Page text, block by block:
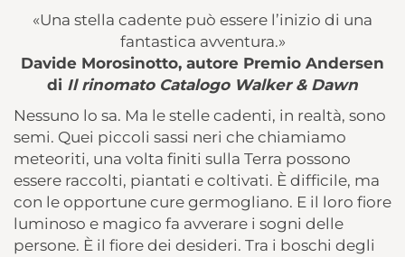
«Una stella cadente può essere l’inizio di una
fantastica avventura.»
Davide Morosinotto, autore Premio Andersen
di Il rinomato Catalogo Walker & Dawn
Nessuno lo sa. Ma le stelle cadenti, in realtà, sono
semi. Quei piccoli sassi neri che chiamiamo
meteoriti, una volta finiti sulla Terra possono
essere raccolti, piantati e coltivati. È difficile, ma
con le opportune cure germogliano. E i l loro fiore
luminoso e magico fa avverare i sogni delle
persone. È i l fiore dei desideri. Tra i boschi degli